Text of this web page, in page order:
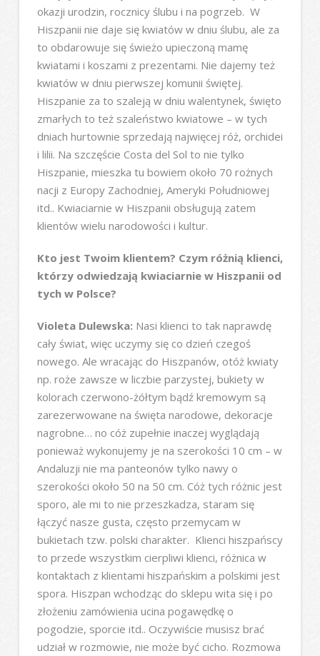
okazji urodzin, rocznicy ślubu i na pogrzeb. W
Hiszpanii nie daje się kwiatów w dniu ślubu, ale za
to obdarowuje się świeżo upieczoną mamę
kwiatami i koszami z prezentami. Nie dajemy też
kwiatów w dniu pierwszej komunii świętej.
Hiszpanie za to szaleją w dniu walentynek, święto
zmarłych to też szaleństwo kwiatowe – w tych
dniach hurtownie sprzedają najwięcej róż, orchidei
i lilii. Na szczęście Costa del Sol to nie tylko
Hiszpanie, mieszka tu bowiem około 70 rożnych
nacji z Europy Zachodniej, Ameryki Południowej
itd.. Kwiaciarnie w Hiszpanii obsługują zatem
klientów wielu narodowości i kultur.
Kto jest Twoim klientem? Czym różnią klienci,
którzy odwiedzają kwiaciarnie w Hiszpanii od
tych w Polsce?
Violeta Dulewska: Nasi klienci to tak naprawdę
cały świat, więc uczymy się co dzień czegoś
nowego. Ale wracając do Hiszpanów, otóż kwiaty
np. roże zawsze w liczbie parzystej, bukiety w
kolorach czerwono-żółtym bądź kremowym są
zarezerwowane na święta narodowe, dekoracje
nagrobne… no cóż zupełnie inaczej wyglądają
ponieważ wykonujemy je na szerokości 10 cm – w
Andaluzji nie ma panteonów tylko nawy o
szerokości około 50 na 50 cm. Cóż tych różnic jest
sporo, ale mi to nie przeszkadza, staram się
łączyć nasze gusta, często przemycam w
bukietach tzw. polski charakter. Klienci hiszpańscy
to przede wszystkim cierpliwi klienci, różnica w
kontaktach z klientami hiszpańskim a polskimi jest
spora. Hiszpan wchodząc do sklepu wita się i po
złożeniu zamówienia ucina pogawędkę o
pogodzie, sporcie itd.. Oczywiście musisz brać
udział w rozmowie, nie może być cicho. Rozmowa